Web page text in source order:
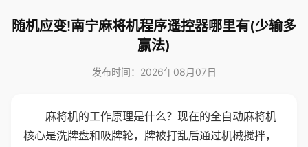
随机应变!南宁麻将机程序遥控器哪里有(少输多
赢法)
发布时间：2026年08月07日
麻将机的工作原理是什么？现在的全自动麻将机
核心是洗牌盘和吸牌轮，牌被打乱后通过机械搅拌，